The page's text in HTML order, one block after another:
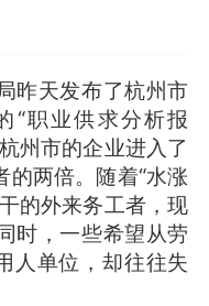
天发布了杭州市
“职业供求分析报
州市的企业进入了
的两倍。随着“水涨
的外来务工者，现
时，一些希望从劳
人单位，却往往失